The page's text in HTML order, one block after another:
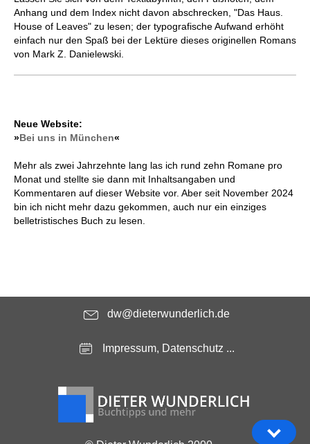
Anhang und dem Index nicht davon abschrecken, "Das Haus.
House of Leaves" zu lesen; der typografische Aufwand erhöht
einfach nur den Spaß bei der Lektüre dieses originellen Romans
von Mark Z. Danielewski.
Neue Website:
»Bei uns in München«
Mehr als zwei Jahrzehnte lang las ich rund zehn Romane pro
Monat und stellte sie dann mit Inhaltsangaben und
Kommentaren auf dieser Website vor. Aber seit November 2024
bin ich nicht mehr dazu gekommen, auch nur ein einziges
belletristisches Buch zu lesen.
dw@dieterwunderlich.de
Impressum, Datenschutz ...